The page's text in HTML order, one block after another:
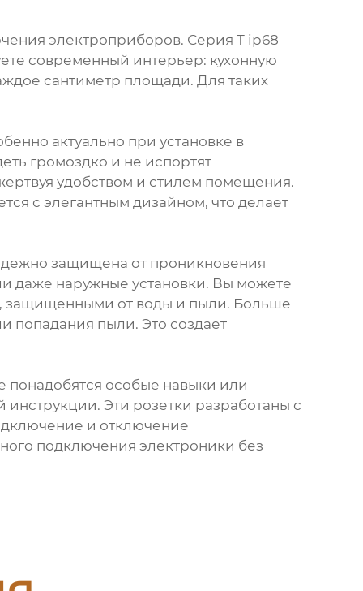
электроприборов. Серия T ip68
современный интерьер: кухонную
сантиметр площади. Для таких
актуально при установке в
громоздко и не испортят
удобством и стилем помещения.
с элегантным дизайном, что делает
защищена от проникновения
даже наружные установки. Вы можете
защищенными от воды и пыли. Больше
попадания пыли. Это создает
понадобятся особые навыки или
Эти розетки разработаны с
и отключение
подключения электроники без